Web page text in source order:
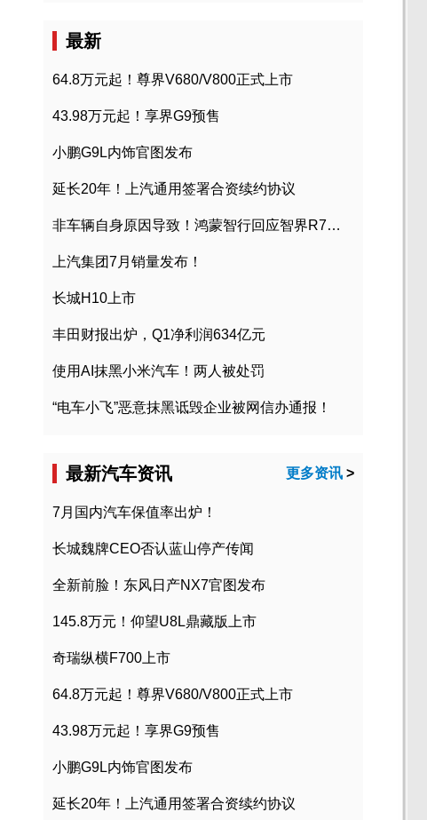
最新
64.8万元起！尊界V680/V800正式上市
43.98万元起！享界G9预售
小鹏G9L内饰官图发布
延长20年！上汽通用签署合资续约协议
非车辆自身原因导致！鸿蒙智行回应智界R7起火事故
上汽集团7月销量发布！
长城H10上市
丰田财报出炉，Q1净利润634亿元
使用AI抹黑小米汽车！两人被处罚
“电车小飞”恶意抹黑诋毁企业被网信办通报！
最新汽车资讯 更多资讯 >
7月国内汽车保值率出炉！
长城魏牌CEO否认蓝山停产传闻
全新前脸！东风日产NX7官图发布
145.8万元！仰望U8L鼎藏版上市
奇瑞纵横F700上市
64.8万元起！尊界V680/V800正式上市
43.98万元起！享界G9预售
小鹏G9L内饰官图发布
延长20年！上汽通用签署合资续约协议